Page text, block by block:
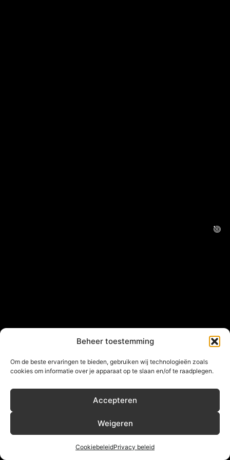
Beheer toestemming
Om de beste ervaringen te bieden, gebruiken wij technologieën zoals
cookies om informatie over je apparaat op te slaan en/of te raadplegen.
Accepteren
Weigeren
CookiebeleidPrivacy beleid